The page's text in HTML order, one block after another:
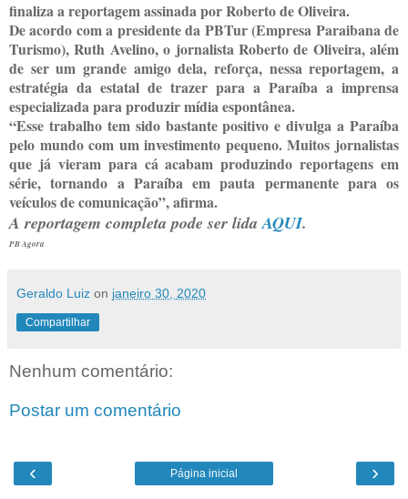
finaliza a reportagem assinada por Roberto de Oliveira.
De acordo com a presidente da PBTur (Empresa Paraibana de
Turismo), Ruth Avelino, o jornalista Roberto de Oliveira, além
de ser um grande amigo dela, reforça, nessa reportagem, a
estratégia da estatal de trazer para a Paraíba a imprensa
especializada para produzir mídia espontânea.
“Esse trabalho tem sido bastante positivo e divulga a Paraíba
pelo mundo com um investimento pequeno. Muitos jornalistas
que já vieram para cá acabam produzindo reportagens em
série, tornando a Paraíba em pauta permanente para os
veículos de comunicação”, afirma.
A reportagem completa pode ser lidaAQUI.
PB Agora
Geraldo Luiz on janeiro 30, 2020
Compartilhar
Nenhum comentário:
Postar um comentário
‹ ›
Página inicial